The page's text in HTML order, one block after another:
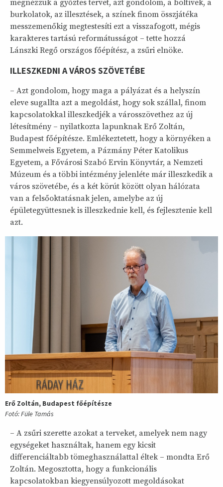
megnézzük a győztes tervet, azt gondolom, a boltívek, a
burkolatok, az illesztések, a színek finom összjátéka
messzemenőkig megtestesíti ezt a visszafogott, mégis
karakteres tartású reformátusságot – tette hozzá
Lánszki Regő országos főépítész, a zsűri elnöke.
ILLESZKEDNI A VÁROS SZÖVETÉBE
– Azt gondolom, hogy maga a pályázat és a helyszín
eleve sugallta azt a megoldást, hogy sok szállal, finom
kapcsolatokkal illeszkedjék a városszövethez az új
létesítmény – nyilatkozta lapunknak Erő Zoltán,
Budapest főépítésze. Emlékeztetett, hogy a környéken a
Semmelweis Egyetem, a Pázmány Péter Katolikus
Egyetem, a Fővárosi Szabó Ervin Könyvtár, a Nemzeti
Múzeum és a többi intézmény jelenléte már illeszkedik a
város szövetébe, és a két körút között olyan hálózata
van a felsőoktatásnak jelen, amelybe az új
épületegyüttesnek is illeszkednie kell, és fejlesztenie kell
azt.
Erő Zoltán, Budapest főépítésze
Fotó: Füle Tamás
– A zsűri szerette azokat a terveket, amelyek nem nagy
egységeket használtak, hanem egy kicsit
differenciáltabb tömeghasználattal éltek – mondta Erő
Zoltán. Megosztotta, hogy a funkcionális
kapcsolatokban kiegyensúlyozott megoldásokat